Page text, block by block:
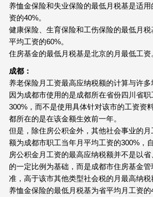
养恤金保险和失业保险的最低月税基是适
资的40%。
健康保险、生育保险和工伤保险的最低月税
平均工资的60%。
住房基金的最低月税基是北京的月最低工资
成都：
养老保险月工资最高应纳税额的计算与许多
因为成都市使用的是成都所在省份四川省
300%，而不是使用具体针对该市的工资资
都所在的是在该金额生效前一年。
但是，除住房公积金外，其他社会事业的
额为成都市职工当年月平均工资的300%，
房公积金月工资的最高应纳税额并不是以
的一定比例为基础，而是成都市住房基金
准，高于该市其他类型社会税的月最高纳税
养恤金保险的最低月税基为省平均月工资的